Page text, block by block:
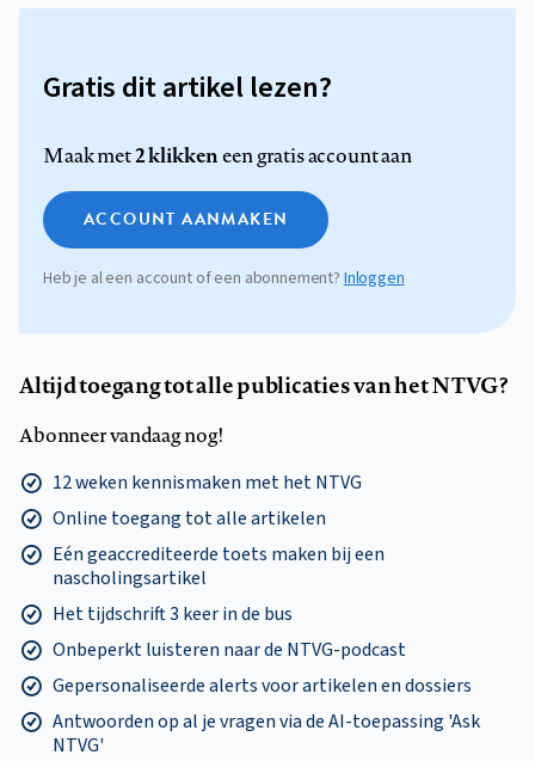
Gratis dit artikel lezen?
Maak met2 klikkeneen gratis account aan
ACCOUNT AANMAKEN
Heb je al een account of een abonnement? Inloggen
Altijd toegang tot alle publicaties van het NTVG?
Abonneer vandaag nog!
12 weken kennismaken met het NTVG
Online toegang tot alle artikelen
Eén geaccrediteerde toets maken bij een
nascholingsartikel
Het tijdschrift 3 keer in de bus
Onbeperkt luisteren naar de NTVG-podcast
Gepersonaliseerde alerts voor artikelen en dossiers
Antwoorden op al je vragen via de AI-toepassing 'Ask
NTVG'